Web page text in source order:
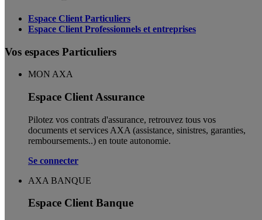
Espace Client Particuliers
Espace Client Professionnels et entreprises
Vos espaces Particuliers
MON AXA
Espace Client Assurance
Pilotez vos contrats d'assurance, retrouvez tous vos
documents et services AXA (assistance, sinistres, garanties,
remboursements..) en toute autonomie. ​
Se connecter
AXA BANQUE
Espace Client Banque